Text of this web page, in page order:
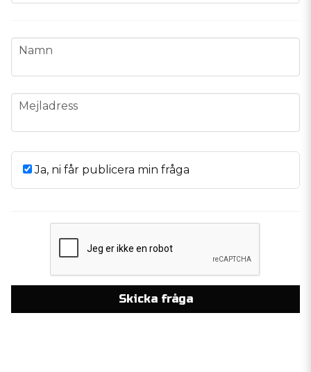
name
Namn
email
Mejladress
Ja, ni får publicera min fråga
Skicka fråga